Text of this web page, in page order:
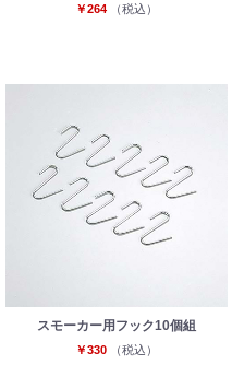
￥264 （税込）
スモーカー用フック10個組
￥330 （税込）